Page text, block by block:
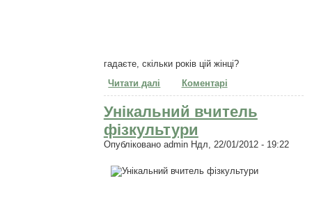
гадаєте, скільки років цій жінці?
Читати далі про Скільки років цій жінці?
Коментарі
Унікальний вчитель
фізкультури
Опубліковано adminНдл, 22/01/2012 - 19:22